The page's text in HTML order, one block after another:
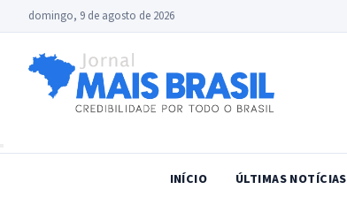
domingo, 9 de agosto de 2026
INÍCIO ÚLTIMAS NOTÍCIAS